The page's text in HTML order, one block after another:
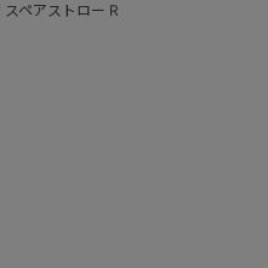
ペアストロー R